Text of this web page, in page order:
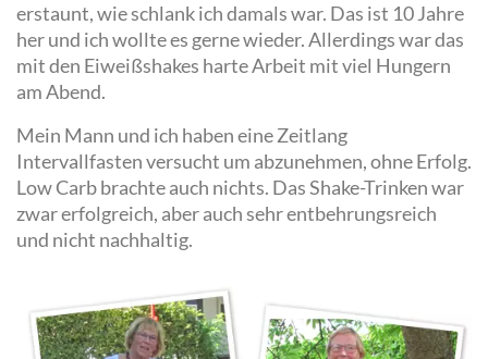
erstaunt, wie schlank ich damals war. Das ist 10 Jahre
her und ich wollte es gerne wieder. Allerdings war das
mit den Eiweißshakes harte Arbeit mit viel Hungern
am Abend.
Mein Mann und ich haben eine Zeitlang
Intervallfasten versucht um abzunehmen, ohne Erfolg.
Low Carb brachte auch nichts. Das Shake-Trinken war
zwar erfolgreich, aber auch sehr entbehrungsreich
und nicht nachhaltig.